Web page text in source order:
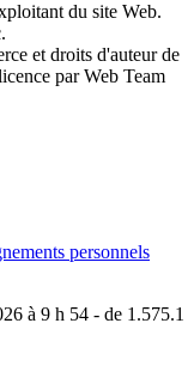
du site Web.
et droits d'auteur de
par Web Team
personnels
à 9 h 54 - de 1.575.1